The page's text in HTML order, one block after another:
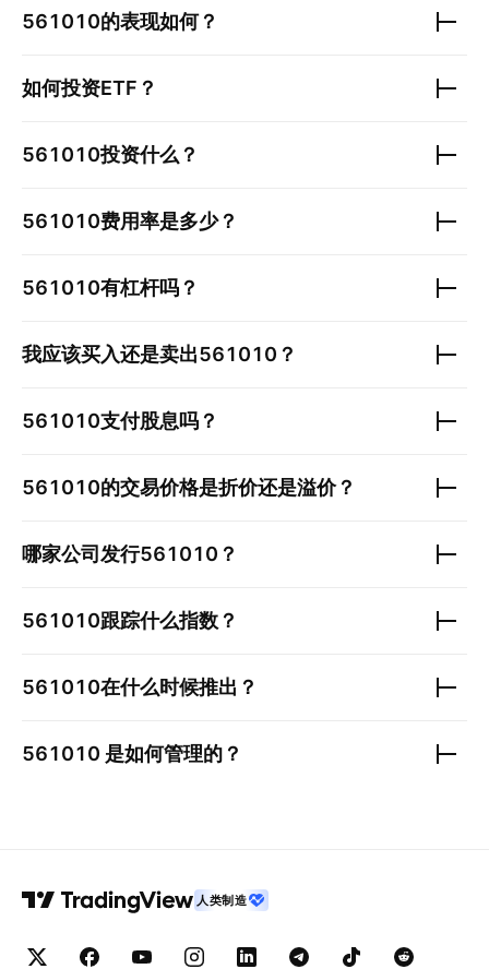
561010的表现如何？
如何投资ETF？
561010投资什么？
561010费用率是多少？
561010有杠杆吗？
我应该买入还是卖出561010 ？
561010支付股息吗？
561010的交易价格是折价还是溢价？
哪家公司发行561010 ？
561010跟踪什么指数？
561010在什么时候推出？
561010 是如何管理的？
人类制造